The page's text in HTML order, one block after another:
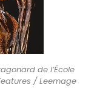
de l’École
/ Leemage